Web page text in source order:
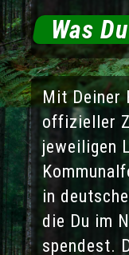
Was
Mit Deiner
offizieller
jeweiligen
in
die Du im
spendest.